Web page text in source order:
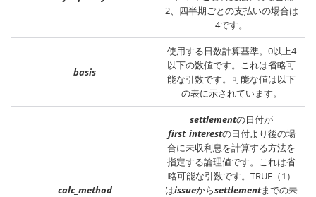
2、四半期ごとの支払いの場合は
4です。
basis
使用する日数計算基準。0以上4
以下の数値です。これは省略可
能な引数です。可能な値は以下
の表に示されています。
calc_method
settlementの日付が
first_interestの日付より後の場
合に未収利息を計算する方法を
指定する論理値です。これは省
略可能な引数です。TRUE（1）
はissueからsettlementまでの未